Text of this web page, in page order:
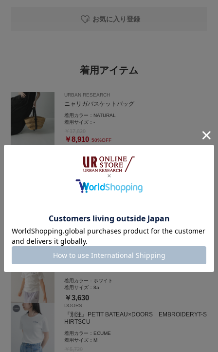
着丈は腰にかかるくらいでした🙌🏻
▶︎UR 『UR TECH』ギャザーワイドパンツ
ナイロン素材でとても軽く、
ややシャカっとした生地感です♢
シワになりにくく、
できても気になりにくいのが嬉しいポイント👌🏻
サイズ〈36〉を着用しています◎
私の体型でもフラットシューズでバランスよく着用できます✨
軽やかな素材感で重たく見えず、
夏場でもワイドパンツを快適に楽しめます！
サイズをお悩みの方はぜひご覧ください🙌🏻
▶︎DOORS チェックキュロット(KIDS)
綿×ポリエステル素材で、
風通しが良く暑い季節も快適な着心地🌿
元気いっぱいに動き回るお子様にも
涼しく着用いただけます◎
(洗濯機洗いOK🧺)
お気に入り登録
着用アイテム
URBAN RESEARCH
ニャリガバスケットバッグ
着用カラー： NATURAL
着用サイズ：-
￥8,910 50%OFF
シアーチェックシャツ
着用カラー：YELLOW
￥14,300
着用カラー：GRN
着用サイズ：
￥2,860
￥1,430 50%OFF
DOORS
『別注』PETIT BATEAU×DOORS 刺繍ロゴTシャツ
着用カラー： ホワイト
着用サイズ：8a
￥3,630
DOORS
『別注』PETIT BATEAU×DOORS EMBROIDERYT-S
HIRTSCU
着用カラー： ECUME
着用サイズ： M